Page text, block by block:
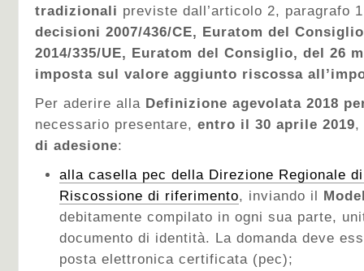
tradizionali previste dall’articolo 2, paragrafo
decisioni 2007/436/CE, Euratom del
2014/335/UE, Euratom del Consiglio, del 26
imposta sul valore aggiunto riscossa
Per aderire alla Definizione agevolata 2018
necessario presentare, entro il 30 aprile 2019,
di adesione:
alla casella pec della Direzione Regionale
Riscossione di riferimento, inviando il
debitamente compilato in ogni sua parte,
documento di identità. La domanda deve
posta elettronica certificata (pec);